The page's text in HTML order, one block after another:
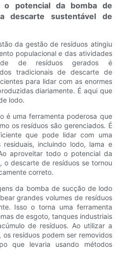
potencial da bomba de
descarte sustentável de
da gestão de resíduos atingiu
populacional e das atividades
de resíduos gerados é
tradicionais de descarte de
para lidar com as enormes
diariamente. É aqui que
lodo.
é uma ferramenta poderosa que
os resíduos são gerenciados. É
que pode lidar com uma
incluindo lodo, lama e
aproveitar todo o potencial da
o descarte de resíduos se tornou
correto.
da bomba de sucção de lodo
grandes volumes de resíduos
Isso o torna uma ferramenta
de esgoto, tanques industriais
de resíduos. Ao utilizar a
resíduos podem ser removidos
que levaria usando métodos